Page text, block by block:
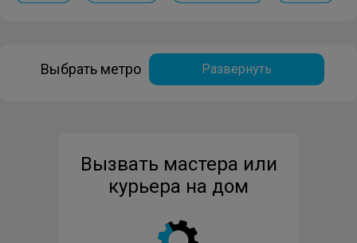
Выбрать метро Развернуть
Вызвать мастера или
курьера на дом